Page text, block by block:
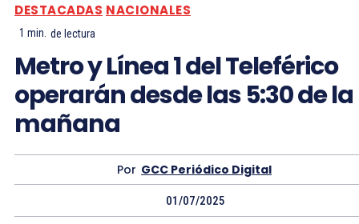
DESTACADAS NACIONALES
1 min. de lectura
Metro y Línea 1 del Teleférico
operarán desde las 5:30 de la
mañana
Por GCC Periódico Digital
01/07/2025